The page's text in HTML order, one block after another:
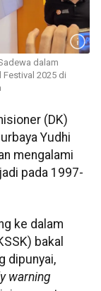
dalam
Festival 2025 di
(DK)
Yudhi
mengalami
pada 1997-
ke dalam
bakal
dipunyai,
warning